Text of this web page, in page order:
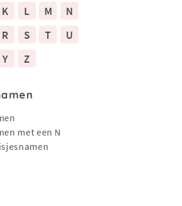
K L M
N
R S T
U
Y Z
met een N